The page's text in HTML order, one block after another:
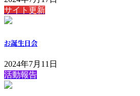
サイト更新
お誕生日会
2024年7月11日
活動報告